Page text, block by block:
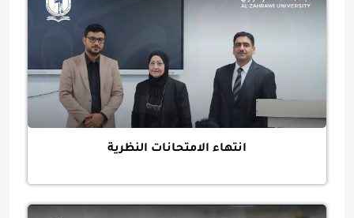
انتهاء الامتحانات النظرية